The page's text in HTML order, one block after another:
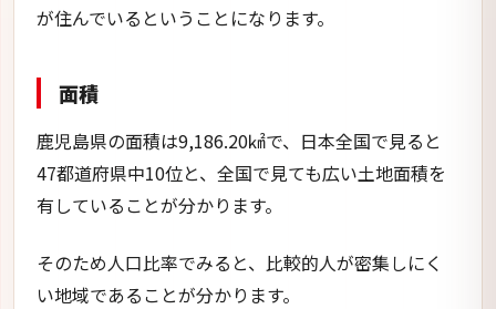
が住んでいるということになります。
面積
鹿児島県の面積は9,186.20㎢で、日本全国で見ると
47都道府県中10位と、全国で見ても広い土地面積を
有していることが分かります。
そのため人口比率でみると、比較的人が密集しにく
い地域であることが分かります。